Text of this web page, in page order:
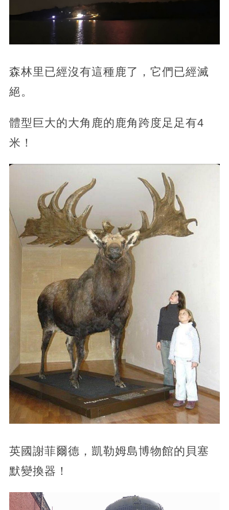
森林里已經沒有這種鹿了，它們已經滅
絕。
體型巨大的大角鹿的鹿角跨度足足有4
米！
英國謝菲爾德，凱勒姆島博物館的貝塞
默變換器！